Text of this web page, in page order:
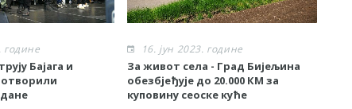
године
Бајага и
16. јун 2023. године
За живот села - Град Бијељина
обезбјеђује до 20.000 КМ за
куповину сеоске куће